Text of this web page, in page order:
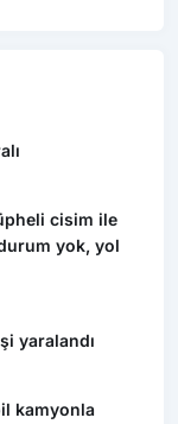
cisim ile
yok, yol
yaralandı
kamyonla